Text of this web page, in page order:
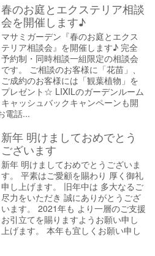
春のお庭とエクステリア相談
会を開催します♪
マサミガーデン『春のお庭とエクス
テリア相談会』を開催します♪ 完全
予約制・同時相談一組限定の相談会
です。 ご相談のお客様に「花苗」、
ご成約のお客様には「観葉植物」を
プレゼント☆ LIXILのガーデンルーム
キャッシュバックキャンペーンも開
電話...
新年 明けましておめでとう
ございます
新年 明けましておめでとうございま
す。 平素はご愛顧を賜わり 厚く御礼
申し上げます。 旧年中は 多大なるご
尽力をいただき 誠にありがとうござ
います。 2021年も より一層のご支援
お引立てを賜りますようお願い申し
上げます。 本年も宜しくお願い申し